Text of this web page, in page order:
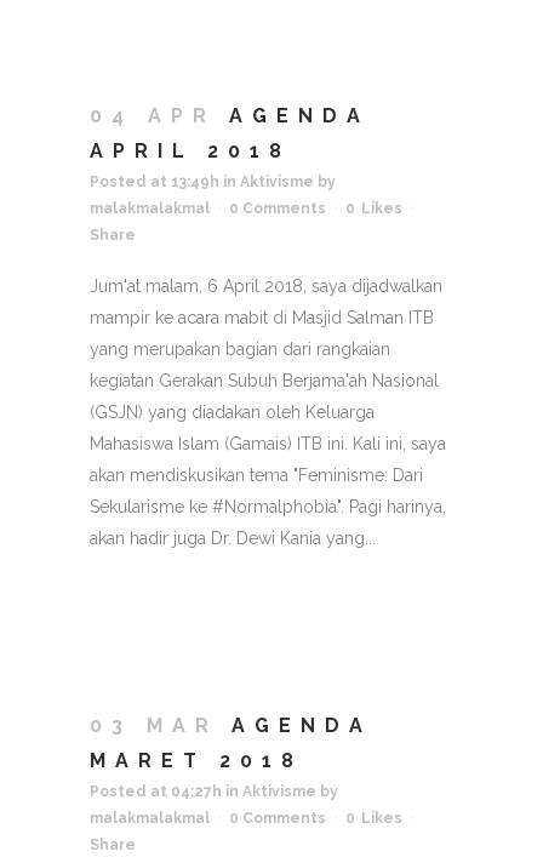
04 APR
AGENDA
APRIL 2018
Posted at 13:49h in Aktivisme by
malakmalakmal
0 Comments 0
Likes
Share
Jum'at malam, 6 April 2018, saya dijadwalkan
mampir ke acara mabit di Masjid Salman ITB
yang merupakan bagian dari rangkaian
kegiatan Gerakan Subuh Berjama'ah Nasional
(GSJN) yang diadakan oleh Keluarga
Mahasiswa Islam (Gamais) ITB ini. Kali ini, saya
akan mendiskusikan tema "Feminisme: Dari
Sekularisme ke #Normalphobia". Pagi harinya,
akan hadir juga Dr. Dewi Kania yang...
03 MAR
AGENDA
MARET 2018
Posted at 04:27h in Aktivisme by
malakmalakmal
0 Comments 0
Likes
Share